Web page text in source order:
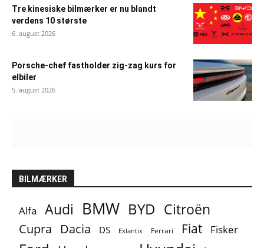
Tre kinesiske bilmærker er nu blandt
verdens 10 største
6. august 2026
Porsche-chef fastholder zig-zag kurs for
elbiler
5. august 2026
BILMÆRKER
Alfa Audi BMW BYD Citroën
Cupra Dacia DS Exlantix Ferrari Fiat Fisker